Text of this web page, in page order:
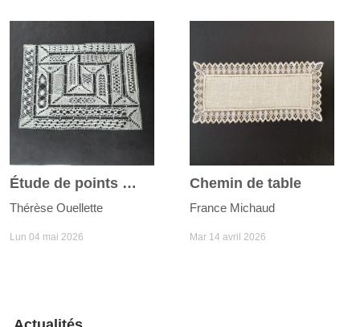
Étude de points Milanaise
Thérèse Ouellette
Lun 04 mai 2026
Chemin de table
France Michaud
Mar 14 avril 2026